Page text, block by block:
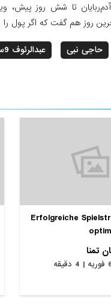
آدم‌ربایان تا شش روز پیش،
روز هم گفت که اگر پول را
حاجی نبی عبدالرئوف 9ساله
Erfolgreiche
تمنا
دقیقه